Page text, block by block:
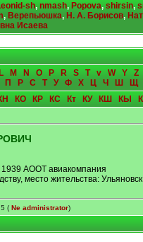
sh, nmash, Popova, shirsin,
, Верепьюшка, Н. А. Борисов,
Исаева
L M N O P R S T v W Y
Z
П Р С Т У Ф Х Ц Ч Ш
Щ
КО КР КС Кт КУ КШ КЫ
АООТ авиакомпания
место жительства:
( Ne administrator)